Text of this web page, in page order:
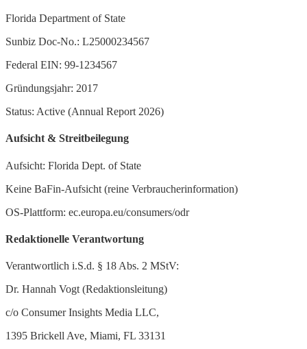
Florida Department of State
Sunbiz Doc-No.: L25000234567
Federal EIN: 99-1234567
Gründungsjahr: 2017
Status: Active (Annual Report 2026)
Aufsicht & Streitbeilegung
Aufsicht: Florida Dept. of State
Keine BaFin-Aufsicht (reine Verbraucherinformation)
OS-Plattform: ec.europa.eu/consumers/odr
Redaktionelle Verantwortung
Verantwortlich i.S.d. § 18 Abs. 2 MStV:
Dr. Hannah Vogt (Redaktionsleitung)
c/o Consumer Insights Media LLC,
1395 Brickell Ave, Miami, FL 33131